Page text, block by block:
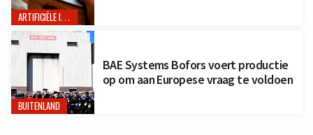
ARTIFICIËLE INTELLIGENTIE
BUITENLAND
BAE Systems Bofors voert productie
op om aan Europese vraag te voldoen